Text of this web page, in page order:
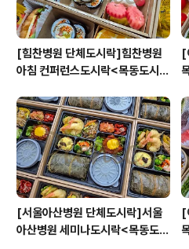
[힘찬병원 단체도시락]힘찬병원
아침 컨퍼런스도시락<목동도시
원스피크닉>
[
[서울아산병원 단체도시락]서울
아산병원 세미나도시락<목동도시
[